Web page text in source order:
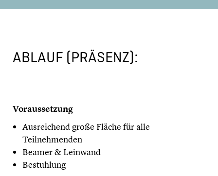
ABLAUF (PRÄSENZ):
Voraussetzung
Ausreichend große Fläche für alle
Teilnehmenden
Beamer & Leinwand
Bestuhlung